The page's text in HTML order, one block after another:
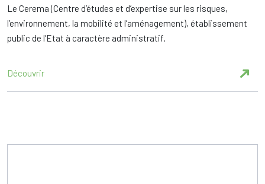
Le Cerema (Centre d’études et d’expertise sur les risques,
l’environnement, la mobilité et l’aménagement), établissement
public de l’Etat à caractère administratif.
Découvrir